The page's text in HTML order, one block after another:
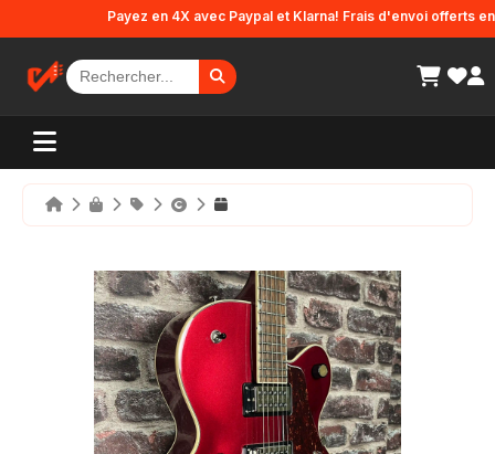
Payez en 4X avec Paypal et Klarna! Frais d'envoi offerts en
Panneau de gestion des cookies